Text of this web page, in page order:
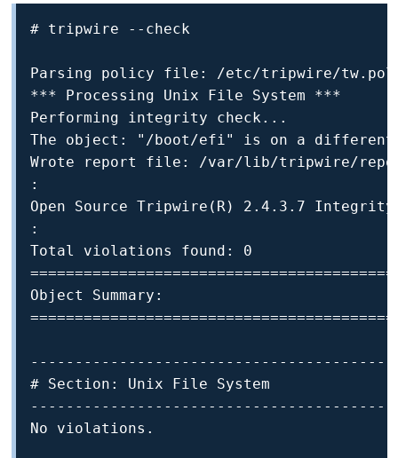
# tripwire --check
Parsing policy file: /etc/tripwire/tw.pol
*** Processing Unix File System ***
Performing integrity check...
The object: "/boot/efi" is on a
Wrote report file: /var/lib/tripwire/report/
:
Open Source Tripwire(R) 2.4.3.7 Integrity
:
Total violations found: 0
Object Summary:
# Section: Unix File System
No violations.